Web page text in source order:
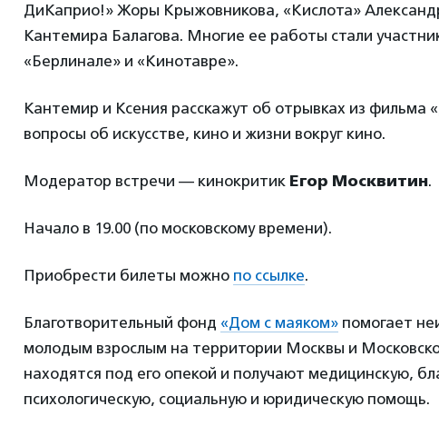
ДиКаприо!» Жоры Крыжовникова, «Кислота»
Кантемира Балагова. Многие ее работы стали
«Берлинале» и «Кинотавре».
Кантемир и Ксения расскажут об отрывках из фильма
вопросы об искусстве, кино и жизни вокруг кино.
Модератор встречи — кинокритик Егор Москвитин.
Начало в 19.00 (по московскому времени).
Приобрести билеты можно по ссылке.
Благотворительный фонд «Дом с маяком» помогает
молодым взрослым на территории Москвы и
находятся под его опекой и получают медицинскую,
психологическую, социальную и юридическую помощь.